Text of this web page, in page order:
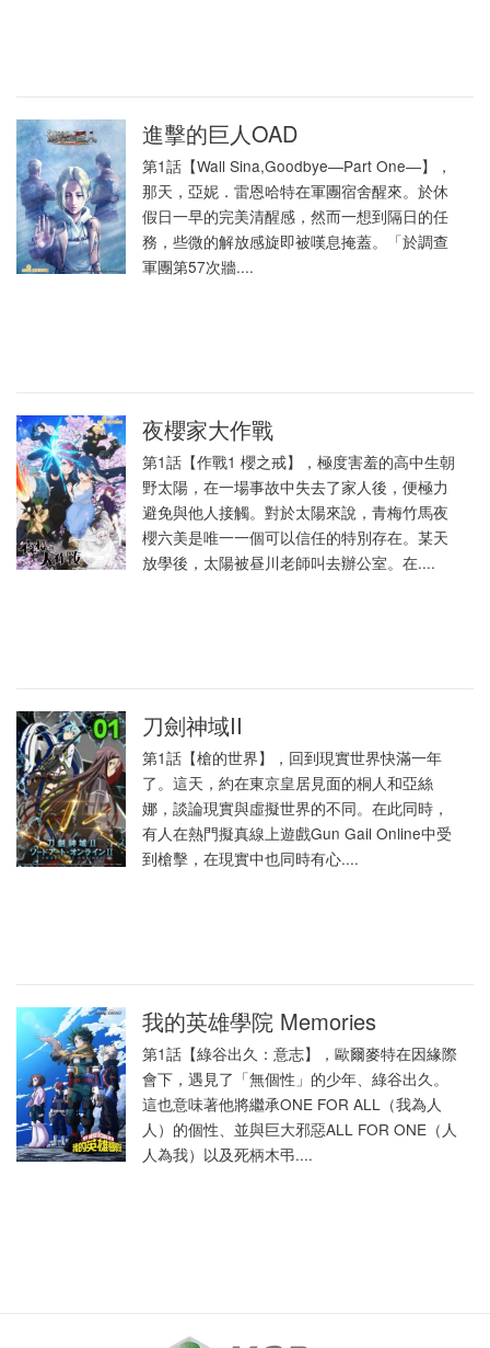
進擊的巨人OAD
第1話【Wall Sina,Goodbye―Part One―】，
那天，亞妮．雷恩哈特在軍團宿舍醒來。於休
假日一早的完美清醒感，然而一想到隔日的任
務，些微的解放感旋即被嘆息掩蓋。「於調查
軍團第57次牆....
夜櫻家大作戰
第1話【作戰1 櫻之戒】，極度害羞的高中生朝
野太陽，在一場事故中失去了家人後，便極力
避免與他人接觸。對於太陽來說，青梅竹馬夜
櫻六美是唯一一個可以信任的特別存在。某天
放學後，太陽被昼川老師叫去辦公室。在....
刀劍神域II
第1話【槍的世界】，回到現實世界快滿一年
了。這天，約在東京皇居見面的桐人和亞絲
娜，談論現實與虛擬世界的不同。在此同時，
有人在熱門擬真線上遊戲Gun Gail Online中受
到槍擊，在現實中也同時有心....
我的英雄學院 Memories
第1話【綠谷出久：意志】，歐爾麥特在因緣際
會下，遇見了「無個性」的少年、綠谷出久。
這也意味著他將繼承ONE FOR ALL（我為人
人）的個性、並與巨大邪惡ALL FOR ONE（人
人為我）以及死柄木弔....